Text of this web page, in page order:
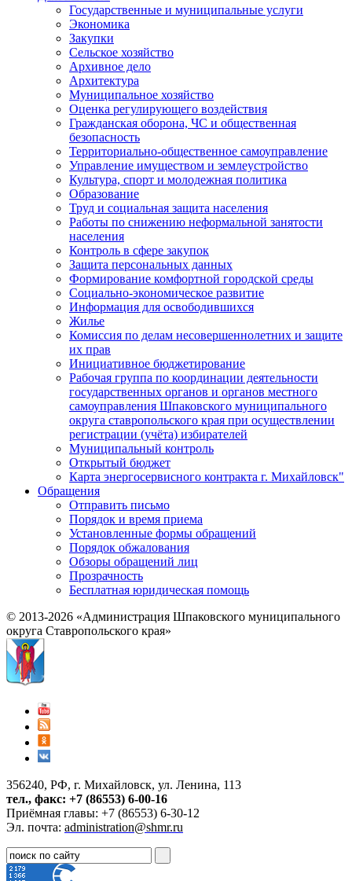
Государственные и муниципальные услуги
Экономика
Закупки
Сельское хозяйство
Архивное дело
Архитектура
Муниципальное хозяйство
Оценка регулирующего воздействия
Гражданская оборона, ЧС и общественная
безопасность
Территориально-общественное самоуправление
Управление имуществом и землеустройство
Культура, спорт и молодежная политика
Образование
Труд и социальная защита населения
Работы по снижению неформальной занятости
населения
Контроль в сфере закупок
Защита персональных данных
Формирование комфортной городской среды
Социально-экономическое развитие
Информация для освободившихся
Жилье
Комиссия по делам несовершеннолетних и защите
их прав
Инициативное бюджетирование
Рабочая группа по координации деятельности
государственных органов и органов местного
самоуправления Шпаковского муниципального
округа ставропольского края при осуществлении
регистрации (учёта) избирателей
Муниципальный контроль
Открытый бюджет
Карта энергосервисного контракта г. Михайловск"
Обращения
Отправить письмо
Порядок и время приема
Установленные формы обращений
Порядок обжалования
Обзоры обращений лиц
Прозрачность
Бесплатная юридическая помощь
© 2013-2026 «Администрация Шпаковского муниципального
округа Ставропольского края»
356240, РФ, г. Михайловск, ул. Ленина, 113
тел., факс: +7 (86553) 6-00-16
Приёмная главы: +7 (86553) 6-30-12
Эл. почта: administration@shmr.ru